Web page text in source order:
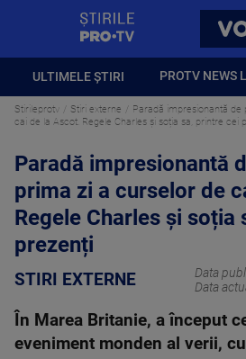
ULTIMELE ȘTIRI PROTV NEWS
Stirileprotv Stiri externe
Paradă impresionantă de
cai de la Ascot. Regele Charles și soția sa, printre cei
Paradă impresionantă
prima zi a curselor de
Regele Charles și soția
prezenți
STIRI EXTERNE Data
Data
În Marea Britanie, a început
eveniment monden al verii,